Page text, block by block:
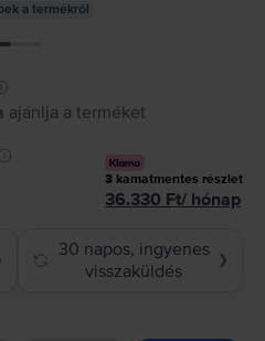
a termékről
ajánlja a terméket
3 kamatmentes részlet
36.330 Ft/ hónap
30 napos, ingyenes
visszaküldés
❯